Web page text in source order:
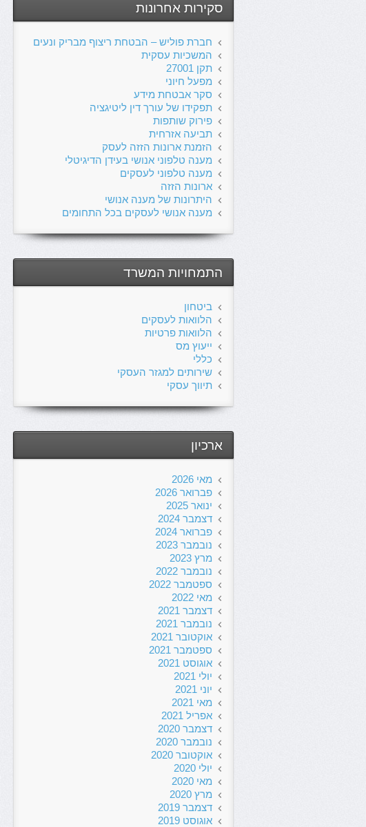
סקירות אחרונות
חברת פוליש – הבטחת ריצוף מבריק ונעים
המשכיות עסקית
תקן 27001
מפעל חיוני
סקר אבטחת מידע
תפקידו של עורך דין ליטיגציה
פירוק שותפות
תביעה אזרחית
הזמנת ארונות הזזה לעסק
מענה טלפוני אנושי בעידן הדיגיטלי
מענה טלפוני לעסקים
ארונות הזזה
היתרונות של מענה אנושי
מענה אנושי לעסקים בכל התחומים
התמחויות המשרד
ביטחון
הלוואות לעסקים
הלוואות פרטיות
ייעוץ מס
כללי
שירותים למגזר העסקי
תיווך עסקי
ארכיון
מאי 2026
פברואר 2026
ינואר 2025
דצמבר 2024
פברואר 2024
נובמבר 2023
מרץ 2023
נובמבר 2022
ספטמבר 2022
מאי 2022
דצמבר 2021
נובמבר 2021
אוקטובר 2021
ספטמבר 2021
אוגוסט 2021
יולי 2021
יוני 2021
מאי 2021
אפריל 2021
דצמבר 2020
נובמבר 2020
אוקטובר 2020
יולי 2020
מאי 2020
מרץ 2020
דצמבר 2019
אוגוסט 2019